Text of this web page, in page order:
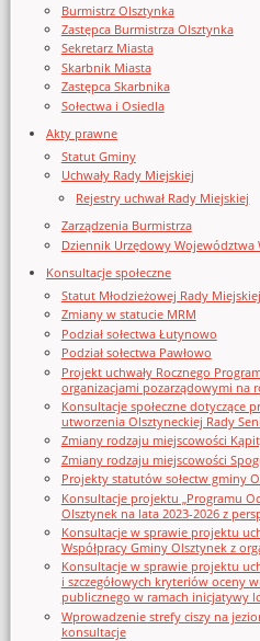
Burmistrz Olsztynka
Zastępca Burmistrza Olsztynka
Sekretarz Miasta
Skarbnik Miasta
Zastępca Skarbnika
Sołectwa i Osiedla
Akty prawne
Statut Gminy
Uchwały Rady Miejskiej
Rejestry uchwał Rady Miejskiej
Zarządzenia Burmistrza
Dziennik Urzędowy Województwa
Konsultacje społeczne
Statut Młodzieżowej Rady Miejskiej
Zmiany w statucie MRM
Podział sołectwa Łutynowo
Podział sołectwa Pawłowo
Projekt uchwały Rocznego
organizacjami pozarządowymi na
Konsultacje społeczne dotyczące
utworzenia Olsztyneckiej Rady
Zmiany rodzaju miejscowości
Zmiany rodzaju miejscowości
Projekty statutów sołectw gminy
Konsultacje projektu „Programu
Olsztynek na lata 2023-2026 z
Konsultacje w sprawie projektu
Współpracy Gminy Olsztynek z
Konsultacje w sprawie projektu
i szczegółowych kryteriów oceny
publicznego w ramach inicjatywy
Wprowadzenie strefy ciszy na
konsultacje